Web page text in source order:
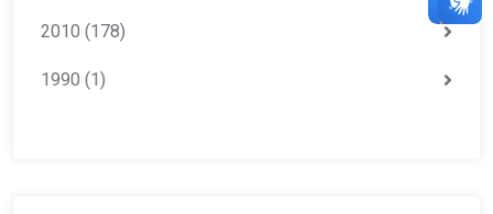
2010 (178)
1990 (1)